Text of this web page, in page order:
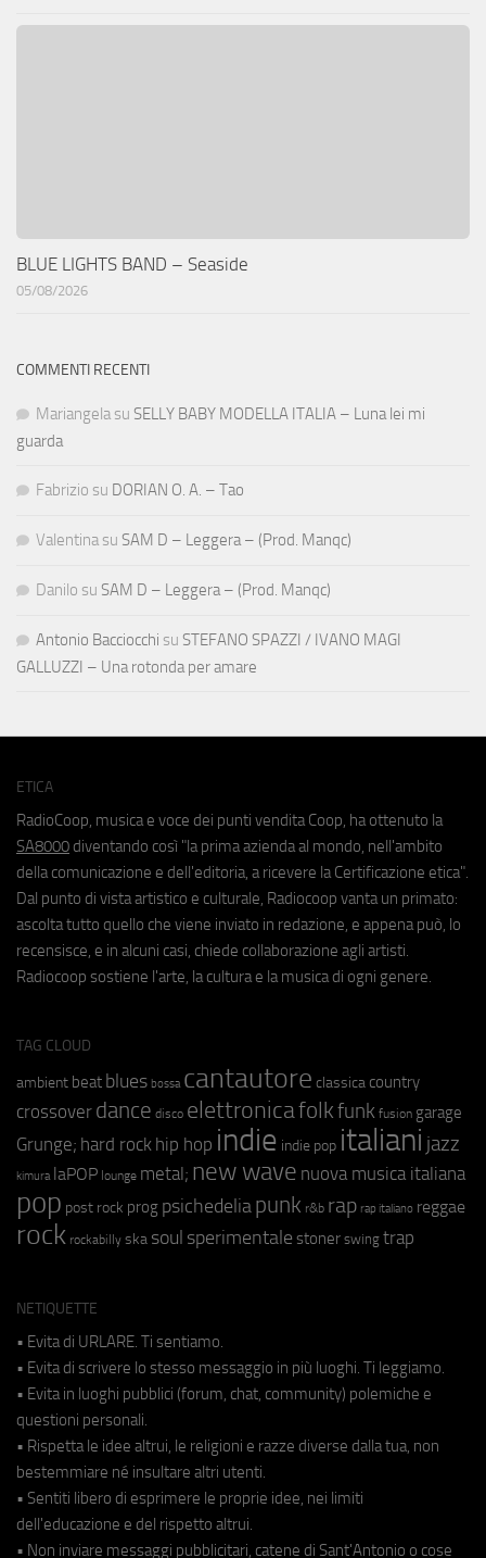
BLUE LIGHTS BAND – Seaside
05/08/2026
COMMENTI RECENTI
Mariangela su SELLY BABY MODELLA ITALIA – Luna lei mi
guarda
Fabrizio su DORIAN O. A. – Tao
Valentina su SAM D – Leggera – (Prod. Manqc)
Danilo su SAM D – Leggera – (Prod. Manqc)
Antonio Bacciocchi su STEFANO SPAZZI / IVANO MAGI
GALLUZZI – Una rotonda per amare
ETICA
RadioCoop, musica e voce dei punti vendita Coop, ha ottenuto la
SA8000 diventando così "la prima azienda al mondo, nell'ambito
della comunicazione e dell'editoria, a ricevere la Certificazione etica".
Dal punto di vista artistico e culturale, Radiocoop vanta un primato:
ascolta tutto quello che viene inviato in redazione, e appena può, lo
recensisce, e in alcuni casi, chiede collaborazione agli artisti.
Radiocoop sostiene l'arte, la cultura e la musica di ogni genere.
TAG CLOUD
ambient beat blues bossa cantautore classica country
crossover dance disco elettronicafolkfunk fusion garage
Grunge; hard rock hip hop indie indie pop italiani jazz
kimura laPOP lounge metal; new wave nuova musica italiana
pop post rock prog psichedeliapunk r&b rap rap italiano reggae
rock rockabilly ska soul sperimentale stoner swing trap
NETIQUETTE
• Evita di URLARE. Ti sentiamo.
• Evita di scrivere lo stesso messaggio in più luoghi. Ti leggiamo.
• Evita in luoghi pubblici (forum, chat, community) polemiche e
questioni personali.
• Rispetta le idee altrui, le religioni e razze diverse dalla tua, non
bestemmiare né insultare altri utenti.
• Sentiti libero di esprimere le proprie idee, nei limiti
dell'educazione e del rispetto altrui.
• Non inviare messaggi pubblicitari, catene di Sant'Antonio o cose